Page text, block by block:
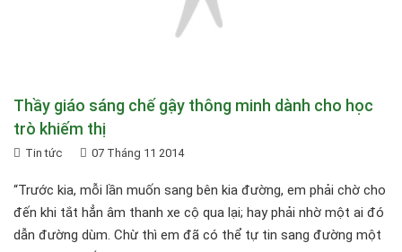
Thầy giáo sáng chế gậy thông minh dành cho học
trò khiếm thị
Tin tức 07 Tháng 11 2014
“Trước kia, mỗi lần muốn sang bên kia đường, em phải chờ cho
đến khi tắt hẳn âm thanh xe cộ qua lại; hay phải nhờ một ai đó
dẫn đường dùm. Chừ thì em đã có thể tự tin sang đường một